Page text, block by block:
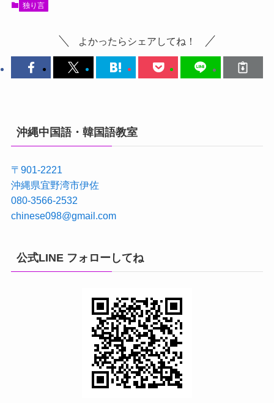
独り言
よかったらシェアしてね！
沖縄中国語・韓国語教室
〒901-2221
沖縄県宜野湾市伊佐
080-3566-2532
chinese098@gmail.com
公式LINE フォローしてね